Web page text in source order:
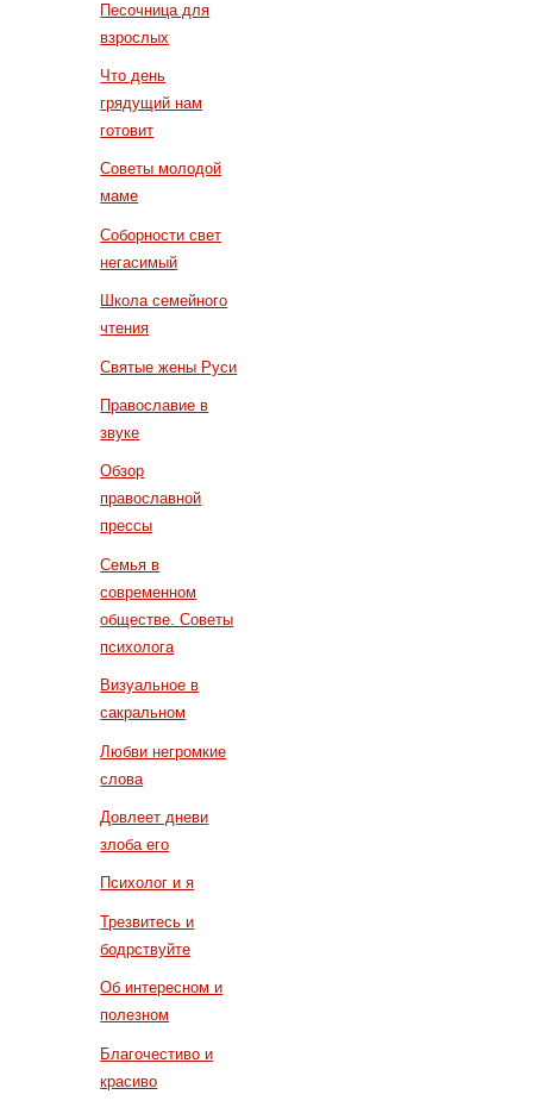
Песочница для
взрослых
Что день
грядущий нам
готовит
Советы молодой
маме
Соборности свет
негасимый
Школа семейного
чтения
Святые жены Руси
Православие в
звуке
Обзор
православной
прессы
Семья в
современном
обществе. Советы
психолога
Визуальное в
сакральном
Любви негромкие
слова
Довлеет дневи
злоба его
Психолог и я
Трезвитесь и
бодрствуйте
Об интересном и
полезном
Благочестиво и
красиво